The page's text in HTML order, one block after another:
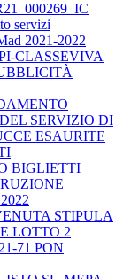
servizi
2021-2022
CLASSEVIVA
SERVIZIO DI
ESAURITE
BIGLIETTI
STIPULA
LOTTO 2
71 PON